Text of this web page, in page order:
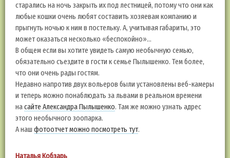
старались на ночь закрыть их под лестницей, потому что они как
любые кошки очень любят составить хозяевам компанию и
прыгнуть ночью к ним в постельку. А, учитывая габариты, это
может оказаться несколько «беспокойно»…
В общем если вы хотите увидеть самую необычную семью,
обязательно съездите в гости к семье Пылышенко. Тем более,
что они очень рады гостям.
Недавно напротив двух вольеров были установлены веб-камеры
и теперь можно понаблюдать за львами в реальном времени
насайте Александра Пылышенко. Там же можно узнать адрес
этого необычного зоопарка.
А наш фотоотчет можно посмотреть тут.